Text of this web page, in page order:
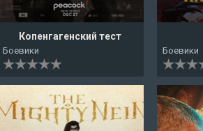
Копенгагенский тест
Боевики Боевики